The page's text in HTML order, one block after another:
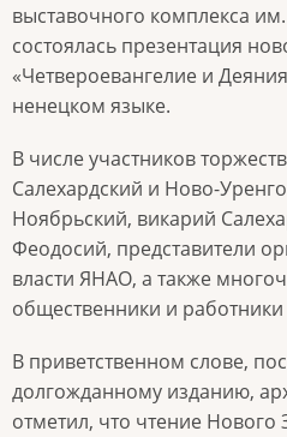
выставочного комплекса
состоялась презентация
«Четвероевангелие и
ненецком языке.
В числе участников
Салехардский и Ново-
Ноябрьский, викарий
Феодосий, представители
власти ЯНАО, а также
общественники и работники
В приветственном слове,
долгожданному изданию,
отметил, что чтение